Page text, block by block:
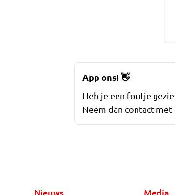
App ons!👋
Heb je een foutje
Neem dan contact met
Nieuws Media